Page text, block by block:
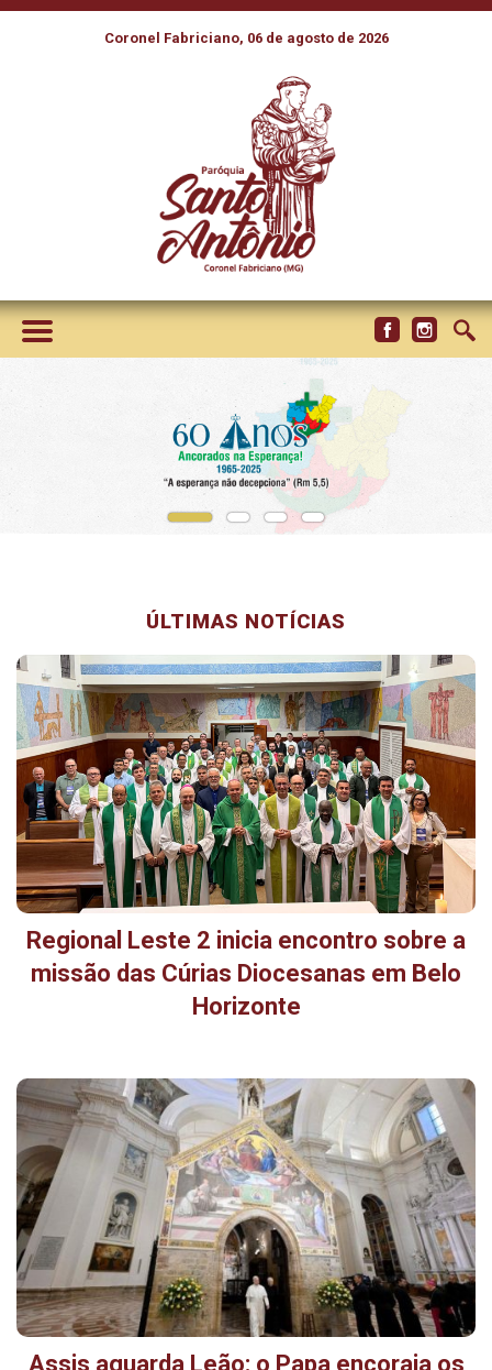
Coronel Fabriciano, 06 de agosto de 2026
ÚLTIMAS NOTÍCIAS
Regional Leste 2 inicia encontro sobre a
missão das Cúrias Diocesanas em Belo
Horizonte
Assis aguarda Leão: o Papa encoraja os